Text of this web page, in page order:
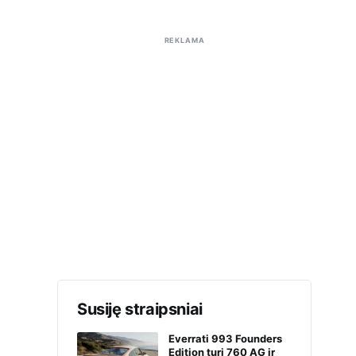
REKLAMA
Susiję straipsniai
Everrati 993 Founders
Edition turi 760 AG ir